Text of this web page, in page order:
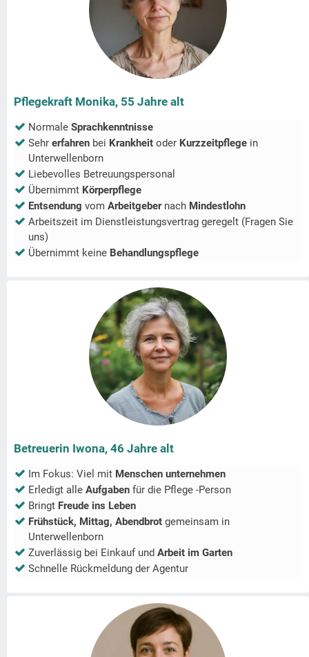
Pflegekraft Monika, 55 Jahre alt
Normale Sprachkenntnisse
Sehr erfahren bei Krankheit oder Kurzzeitpflege in
Unterwellenborn
Liebevolles Betreuungspersonal
Übernimmt Körperpflege
Entsendung vom Arbeitgeber nach Mindestlohn
Arbeitszeit im Dienstleistungsvertrag geregelt (Fragen Sie
uns)
Übernimmt keine Behandlungspflege
Betreuerin Iwona, 46 Jahre alt
Im Fokus: Viel mit Menschen unternehmen
Erledigt alle Aufgaben für die Pflege -Person
Bringt Freude ins Leben
Frühstück, Mittag, Abendbrot gemeinsam in
Unterwellenborn
Zuverlässig bei Einkauf und Arbeit im Garten
Schnelle Rückmeldung der Agentur